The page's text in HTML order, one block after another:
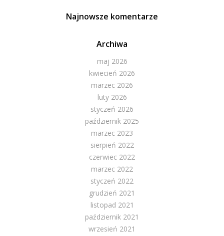
Najnowsze komentarze
Archiwa
maj 2026
kwiecień 2026
marzec 2026
luty 2026
styczeń 2026
październik 2025
marzec 2023
sierpień 2022
czerwiec 2022
marzec 2022
styczeń 2022
grudzień 2021
listopad 2021
październik 2021
wrzesień 2021